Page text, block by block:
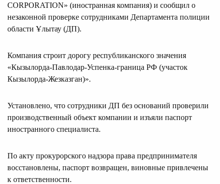
CORPORATION» (иностранная компания) и сообщил о
незаконной проверке сотрудниками Департамента полиции
области Ұлытау (ДП).
Компания строит дорогу республиканского значения
«Кызылорда-Павлодар-Успенка-граница РФ (участок
Кызылорда-Жезказган)».
Установлено, что сотрудники ДП без оснований проверили
производственный объект компании и изъяли паспорт
иностранного специалиста.
По акту прокурорского надзора права предпринимателя
восстановлены, паспорт возвращен, виновные привлечены
к ответственности.